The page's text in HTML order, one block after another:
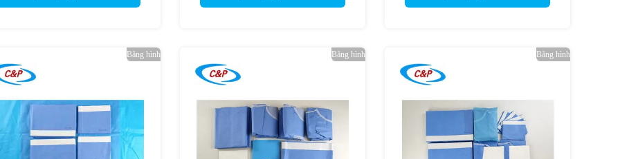
Băng hình Băng hình Băng hình